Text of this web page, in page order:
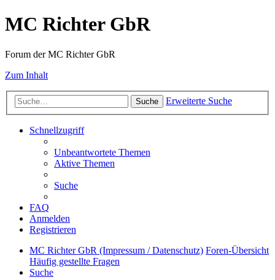
MC Richter GbR
Forum der MC Richter GbR
Zum Inhalt
Suche Erweiterte Suche
Schnellzugriff
Unbeantwortete Themen
Aktive Themen
Suche
FAQ
Anmelden
Registrieren
MC Richter GbR (Impressum / Datenschutz) Foren-Übersicht
Häufig gestellte Fragen
Suche